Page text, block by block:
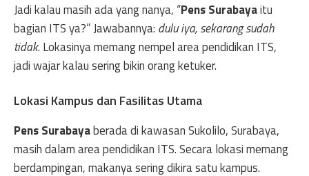
Jadi kalau masih ada yang nanya, “Pens Surabayaitu
bagian ITS ya?” Jawabannya: dulu iya, sekarang sudah
tidak. Lokasinya memang nempel area pendidikan ITS,
jadi wajar kalau sering bikin orang ketuker.
Lokasi Kampus dan Fasilitas Utama
Pens Surabayaberada di kawasan Sukolilo, Surabaya,
masih dalam area pendidikan ITS. Secara lokasi memang
berdampingan, makanya sering dikira satu kampus.